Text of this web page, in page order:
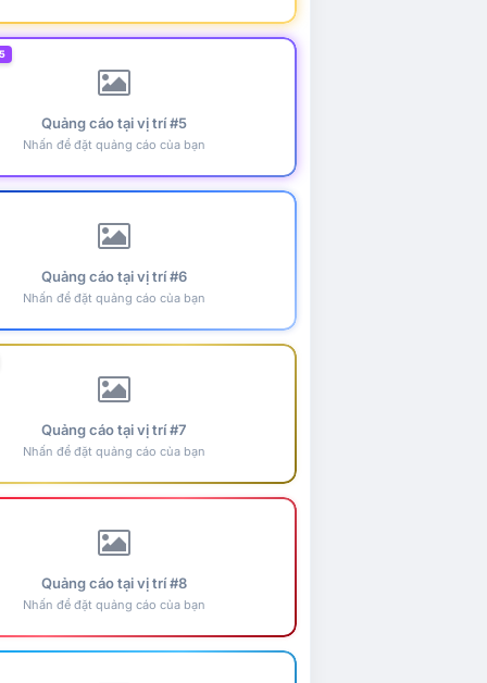
Quảng cáo tại vị trí #5
Nhấn để đặt quảng cáo của bạn
Quảng cáo tại vị trí #6
Nhấn để đặt quảng cáo của bạn
Quảng cáo tại vị trí #7
Nhấn để đặt quảng cáo của bạn
Quảng cáo tại vị trí #8
Nhấn để đặt quảng cáo của bạn